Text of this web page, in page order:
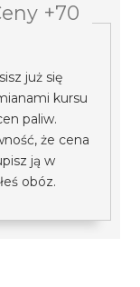
+70
już się
kursu
paliw.
że cena
ją w
obóz.